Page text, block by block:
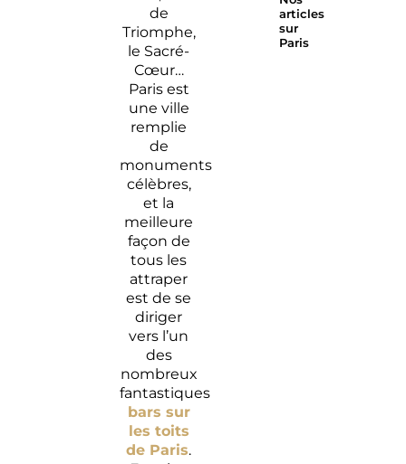
de
Triomphe,
le Sacré-
Cœur…
Paris est
une ville
remplie
de
monuments
célèbres,
et la
meilleure
façon de
tous les
attraper
est de se
diriger
vers l’un
des
nombreux
fantastiques
bars sur
les toits
de Paris.
articles
sur
Paris